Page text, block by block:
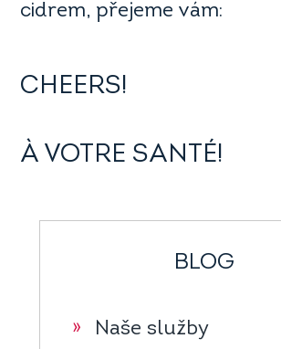
cidrem, přejeme vám:
CHEERS!
À VOTRE SANTÉ!
BLOG
» Naše služby